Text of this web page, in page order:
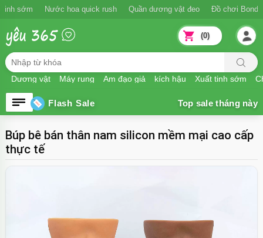
Ngăn xuất tinh sớm Nước hoa quick rush Quần dương vật đeo Đồ
Dương vật Máy rung Âm đạo giả kích hậu Xuất tinh sớm
(0)
Flash Sale
Búp bê bán thân nam silicon mềm mại cao cấp
thực tế